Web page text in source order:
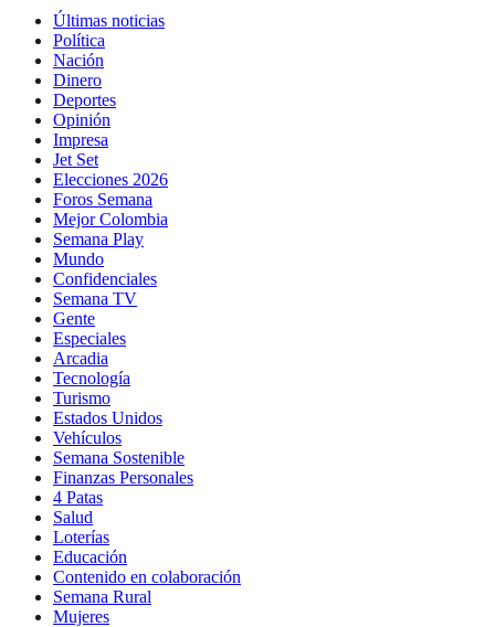
Últimas noticias
Política
Nación
Dinero
Deportes
Opinión
Impresa
Jet Set
Elecciones 2026
Foros Semana
Mejor Colombia
Semana Play
Mundo
Confidenciales
Semana TV
Gente
Especiales
Arcadia
Tecnología
Turismo
Estados Unidos
Vehículos
Semana Sostenible
Finanzas Personales
4 Patas
Salud
Loterías
Educación
Contenido en colaboración
Semana Rural
Mujeres